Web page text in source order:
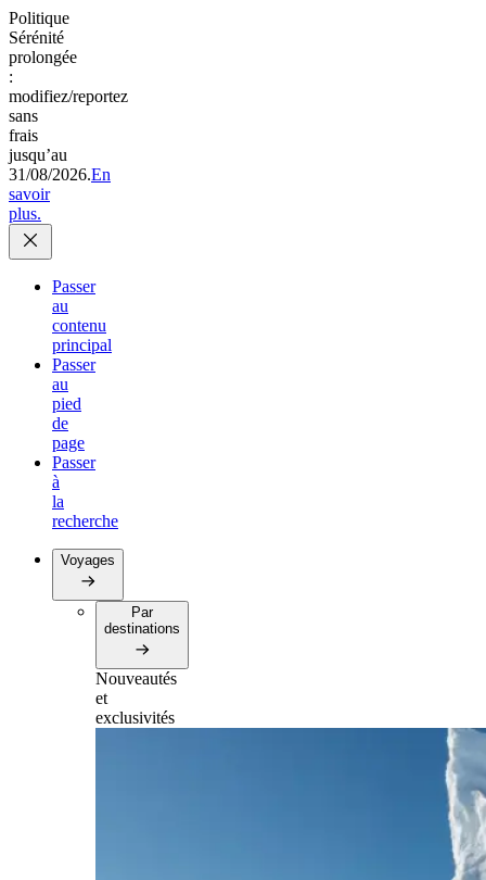
Politique
Sérénité
prolongée
:
modifiez/reportez
sans
frais
jusqu’au
31/08/2026.En
savoir
plus.
Passer
au
contenu
principal
Passer
au
pied
de
page
Passer
à
la
recherche
Voyages
Par
destinations
Nouveautés
et
exclusivités